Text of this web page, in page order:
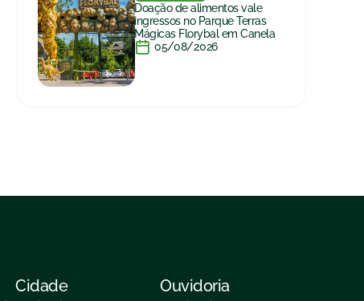
Doação de alimentos vale
ingressos no Parque Terras
Mágicas Florybal em Canela
05/08/2026
Cidade Ouvidoria